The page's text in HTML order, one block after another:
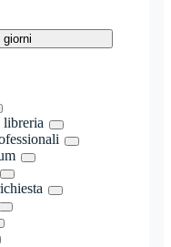
giorni
libreria